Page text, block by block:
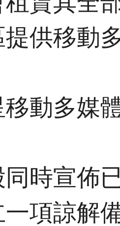
供移動
動多媒
時宣佈
項諒解